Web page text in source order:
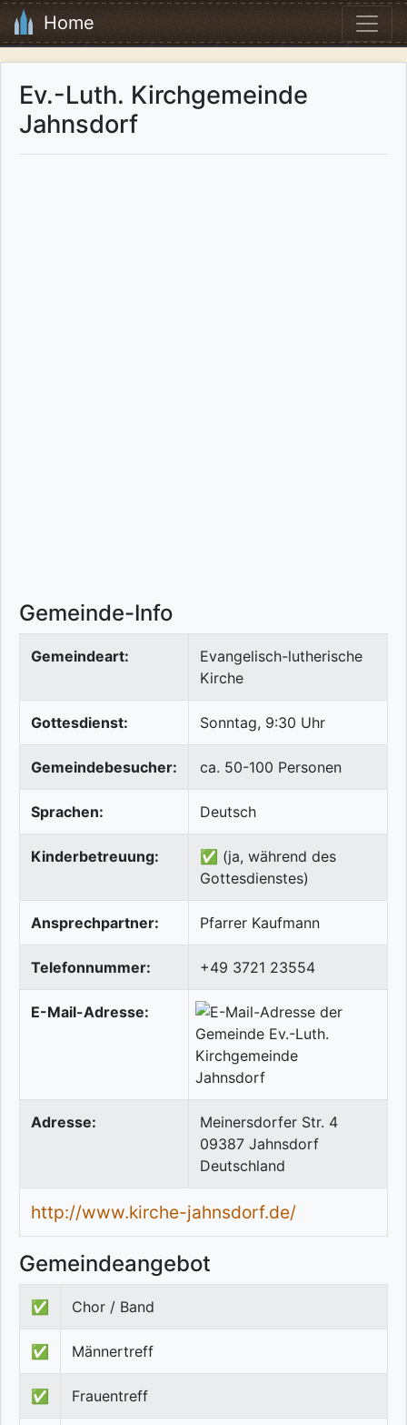
Home
Ev.-Luth. Kirchgemeinde
Jahnsdorf
Gemeinde-Info
Gemeindeart:
Evangelisch-lutherische
Kirche
Gottesdienst: Sonntag, 9:30 Uhr
Gemeindebesucher: ca. 50-100 Personen
Sprachen: Deutsch
Kinderbetreuung:
✅ (ja, während des
Gottesdienstes)
Ansprechpartner: Pfarrer Kaufmann
Telefonnummer: +49 3721 23554
E-Mail-Adresse:
Adresse:
Meinersdorfer Str. 4
09387 Jahnsdorf
Deutschland
http://www.kirche-jahnsdorf.de/
Gemeindeangebot
✅ Chor / Band
✅ Männertreff
✅ Frauentreff